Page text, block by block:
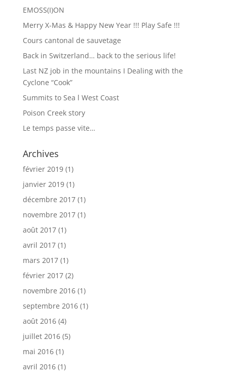
EMOSS(I)ON
Merry X-Mas & Happy New Year !!! Play Safe !!!
Cours cantonal de sauvetage
Back in Switzerland… back to the serious life!
Last NZ job in the mountains I Dealing with the
Cyclone “Cook”
Summits to Sea l West Coast
Poison Creek story
Le temps passe vite…
Archives
février 2019(1)
janvier 2019(1)
décembre 2017(1)
novembre 2017(1)
août 2017(1)
avril 2017(1)
mars 2017(1)
février 2017(2)
novembre 2016(1)
septembre 2016(1)
août 2016(4)
juillet 2016(5)
mai 2016(1)
avril 2016(1)